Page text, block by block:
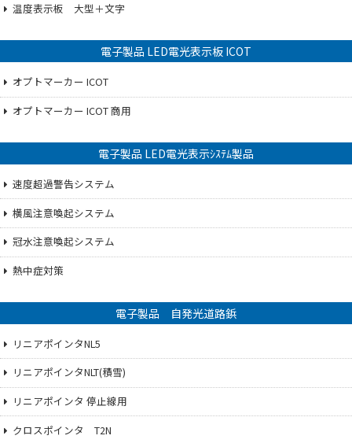
温度表示板 大型＋文字
電子製品 LED電光表示板 ICOT
オプトマーカー ICOT
オプトマーカー ICOT 商用
電子製品 LED電光表示ｼｽﾃﾑ製品
速度超過警告システム
横風注意喚起システム
冠水注意喚起システム
熱中症対策
電子製品 自発光道路鋲
リニアポインタNL5
リニアポインタNLT(積雪)
リニアポインタ 停止線用
クロスポインタ T2N